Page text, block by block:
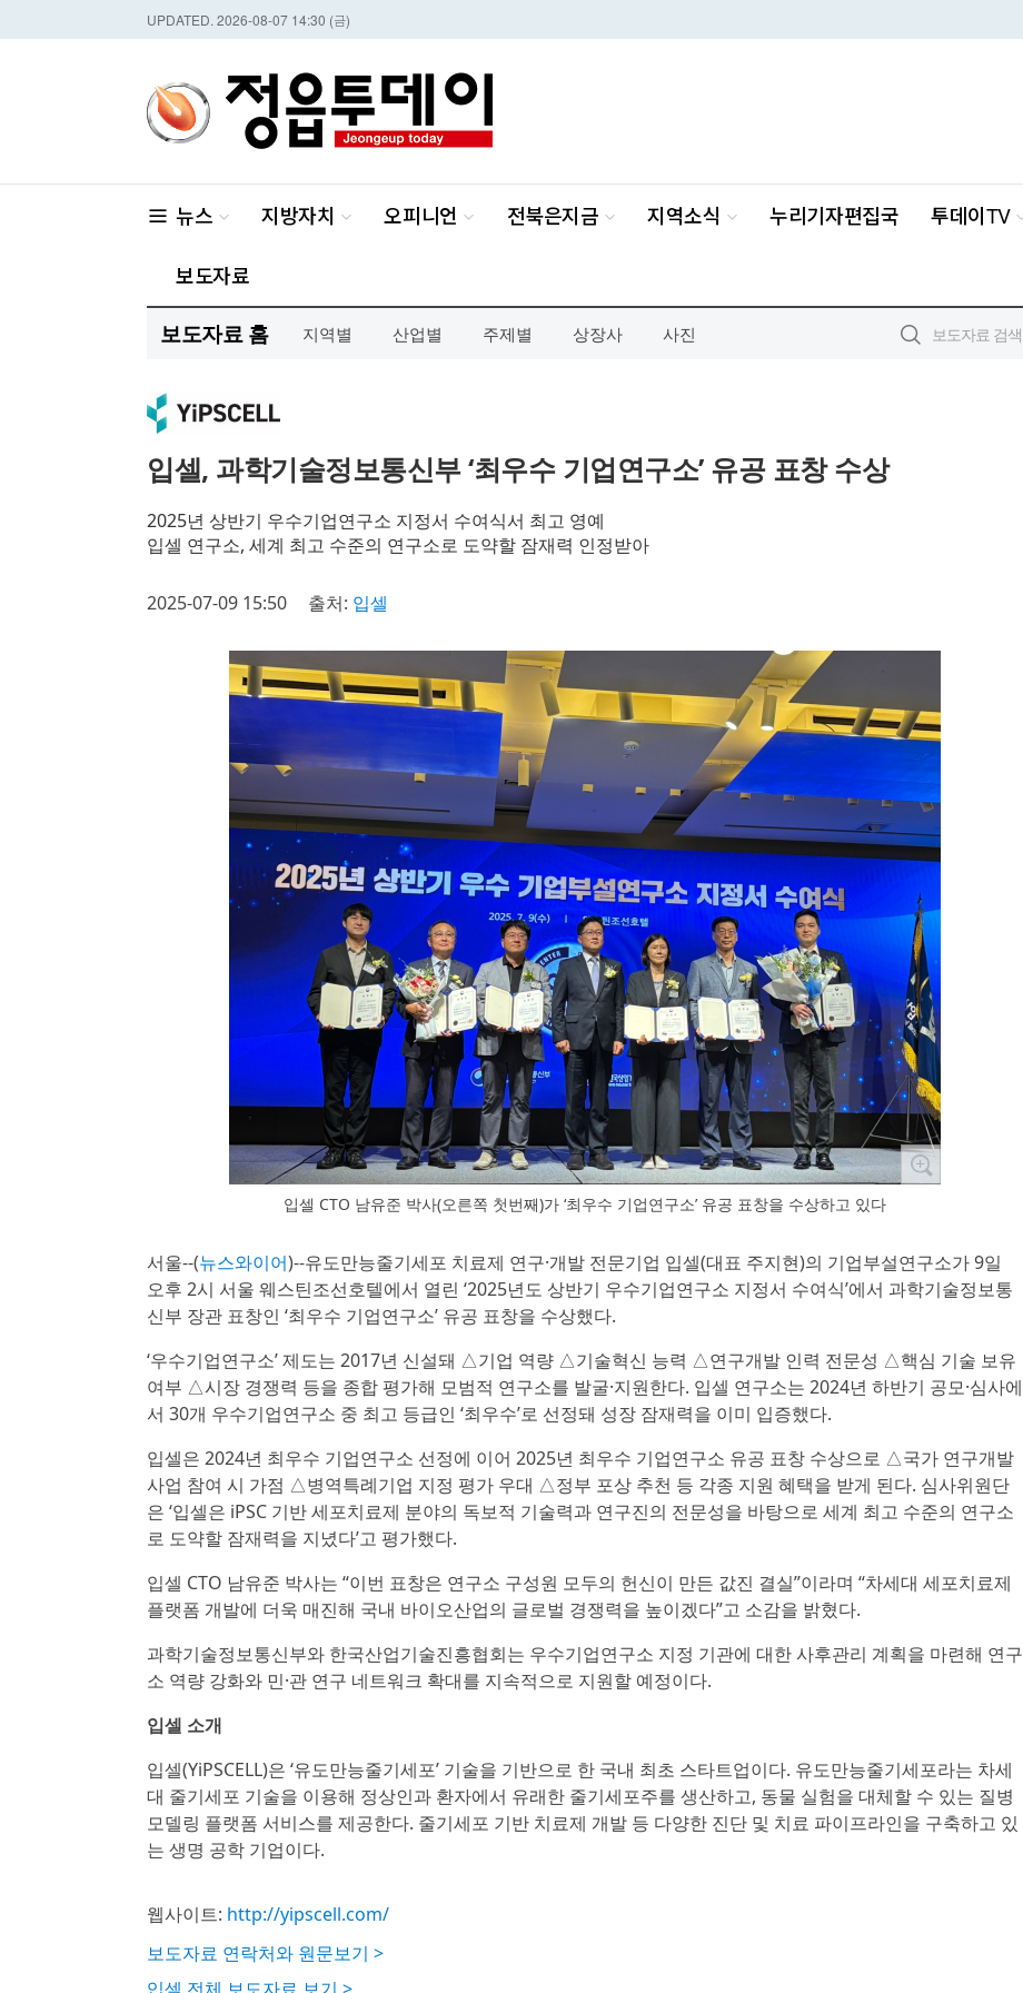
보도자료 홈 지역별 산업별 주제별 상장사 사진
입셀, 과학기술정보통신부 ‘최우수 기업연구소’ 유공 표창 수상
2025년 상반기 우수기업연구소 지정서 수여식서 최고 영예
입셀 연구소, 세계 최고 수준의 연구소로 도약할 잠재력 인정받아
2025-07-09 15:50 출처: 입셀
입셀 CTO 남유준 박사(오른쪽 첫번째)가 ‘최우수 기업연구소’ 유공 표창을 수상하고 있다
서울--(뉴스와이어)--유도만능줄기세포 치료제 연구·개발 전문기업 입셀(대표 주지현)의 기업부설연구소가 9일
오후 2시 서울 웨스틴조선호텔에서 열린 ‘2025년도 상반기 우수기업연구소 지정서 수여식’에서 과학기술정보통
신부 장관 표창인 ‘최우수 기업연구소’ 유공 표창을 수상했다.
‘우수기업연구소’ 제도는 2017년 신설돼 △기업 역량 △기술혁신 능력 △연구개발 인력 전문성 △핵심 기술 보유
여부 △시장 경쟁력 등을 종합 평가해 모범적 연구소를 발굴·지원한다. 입셀 연구소는 2024년 하반기 공모·심사에
서 30개 우수기업연구소 중 최고 등급인 ‘최우수’로 선정돼 성장 잠재력을 이미 입증했다.
입셀은 2024년 최우수 기업연구소 선정에 이어 2025년 최우수 기업연구소 유공 표창 수상으로 △국가 연구개발
사업 참여 시 가점 △병역특례기업 지정 평가 우대 △정부 포상 추천 등 각종 지원 혜택을 받게 된다. 심사위원단
은 ‘입셀은 iPSC 기반 세포치료제 분야의 독보적 기술력과 연구진의 전문성을 바탕으로 세계 최고 수준의 연구소
로 도약할 잠재력을 지녔다’고 평가했다.
입셀 CTO 남유준 박사는 “이번 표창은 연구소 구성원 모두의 헌신이 만든 값진 결실”이라며 “차세대 세포치료제
플랫폼 개발에 더욱 매진해 국내 바이오산업의 글로벌 경쟁력을 높이겠다”고 소감을 밝혔다.
과학기술정보통신부와 한국산업기술진흥협회는 우수기업연구소 지정 기관에 대한 사후관리 계획을 마련해 연구
소 역량 강화와 민·관 연구 네트워크 확대를 지속적으로 지원할 예정이다.
입셀 소개
입셀(YiPSCELL)은 ‘유도만능줄기세포’ 기술을 기반으로 한 국내 최초 스타트업이다. 유도만능줄기세포라는 차세
대 줄기세포 기술을 이용해 정상인과 환자에서 유래한 줄기세포주를 생산하고, 동물 실험을 대체할 수 있는 질병
모델링 플랫폼 서비스를 제공한다. 줄기세포 기반 치료제 개발 등 다양한 진단 및 치료 파이프라인을 구축하고 있
는 생명 공학 기업이다.
웹사이트: http://yipscell.com/
보도자료 연락처와 원문보기 >